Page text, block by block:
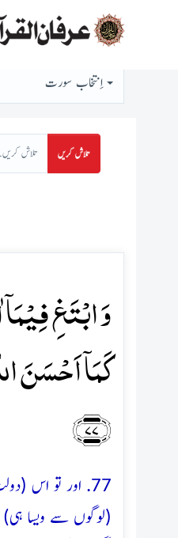
اِنتخاب سورت
تلاش کریں
وَ ابۡتَغِ
کَمَاۤ اَحۡسَنَ
﴿۷۷﴾
77. اور تو اس
(لوگوں سے ویسا ہی)